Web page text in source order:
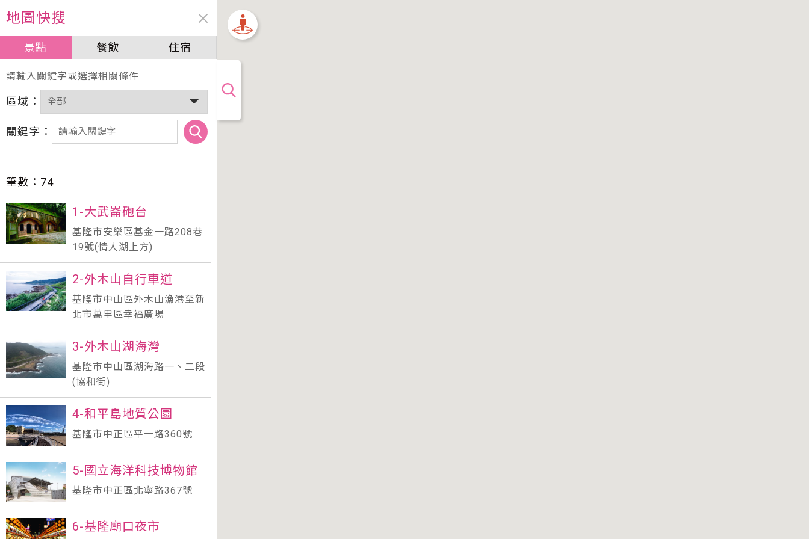
地圖快搜
景點 餐飲 住宿
請輸入關鍵字或選擇相關條件
區域：
關鍵字：
筆數： 74
1-大武崙砲台
基隆市安樂區基金一路208巷
19號(情人湖上方)
2-外木山自行車道
基隆市中山區外木山漁港至新
北市萬里區幸福廣場
3-外木山湖海灣
基隆市中山區湖海路一、二段
(協和街)
4-和平島地質公園
基隆市中正區平一路360號
5-國立海洋科技博物館
基隆市中正區北寧路367號
6-基隆廟口夜市